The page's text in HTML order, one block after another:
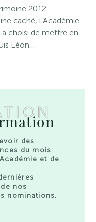
2012
caché, l’Académie
choisi de mettre en
Léon…
des
du mois
et de
nos
nominations.